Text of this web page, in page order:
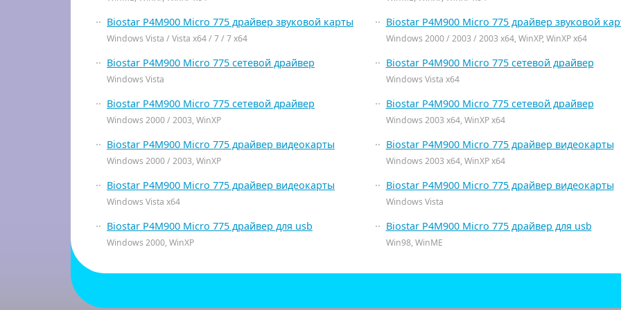
Biostar P4M900 Micro 775 драйвер звуковой карты
Windows Vista / Vista x64 / 7 / 7 x64
Biostar P4M900 Micro 775 драйвер звуковой
Windows 2000 / 2003 / 2003 x64, WinXP, WinXP x64
Biostar P4M900 Micro 775 сетевой драйвер
Windows Vista
Biostar P4M900 Micro 775 сетевой драйвер
Windows Vista x64
Biostar P4M900 Micro 775 сетевой драйвер
Windows 2000 / 2003, WinXP
Biostar P4M900 Micro 775 сетевой драйвер
Windows 2003 x64, WinXP x64
Biostar P4M900 Micro 775 драйвер видеокарты
Windows 2000 / 2003, WinXP
Biostar P4M900 Micro 775 драйвер видеокарты
Windows 2003 x64, WinXP x64
Biostar P4M900 Micro 775 драйвер видеокарты
Windows Vista x64
Biostar P4M900 Micro 775 драйвер видеокарты
Windows Vista
Biostar P4M900 Micro 775 драйвер для usb
Windows 2000, WinXP
Biostar P4M900 Micro 775 драйвер для usb
Win98, WinME